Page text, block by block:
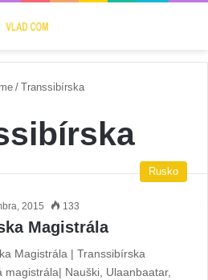
/ Transsibírska
Rusko
2015 133
Magistrála
Magistrála | Transsibírska
Nauški, Ulaanbaatar,